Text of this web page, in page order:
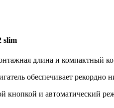
slim
длина и компактный
обеспечивает рекордно
кнопкой и автоматический